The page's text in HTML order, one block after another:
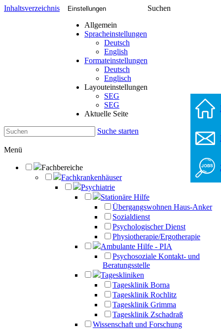
Inhaltsverzeichnis Einstellungen
Allgemein
Spracheinstellungen
Deutsch
English
Formateinstellungen
Deutsch
Englisch
Layouteinstellungen
SEG
SEG
Aktuelle Seite
Suchen
Suche starten
Menü
Fachbereiche
Fachkrankenhäuser
Psychiatrie
Stationäre Hilfe
Übergangswohnen Haus-Anker
Sozialdienst
Psychologischer Dienst
Physiotherapie/Ergotherapie
Ambulante Hilfe - PIA
Psychosoziale Kontakt- und
Beratungsstelle
Tageskliniken
Tagesklinik Borna
Tagesklinik Rochlitz
Tagesklinik Grimma
Tagesklinik Zschadraß
Wissenschaft und Forschung